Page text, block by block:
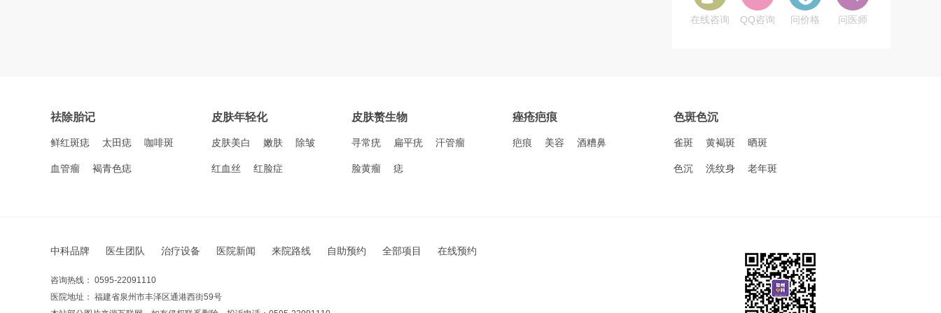
在线咨询 QQ咨询 问价格 问医师
祛除胎记
鲜红斑痣 太田痣 咖啡斑
血管瘤 褐青色痣
皮肤年轻化
皮肤美白 嫩肤 除皱
红血丝 红脸症
皮肤赘生物
寻常疣 扁平疣 汗管瘤
脸黄瘤 痣
痤疮疤痕
疤痕 美容 酒糟鼻
色斑色沉
雀斑 黄褐斑 晒斑
色沉 洗纹身 老年斑
中科品牌 医生团队 治疗设备 医院新闻 来院路线 自助预约 全部项目 在线预约
咨询热线： 0595-22091110
医院地址： 福建省泉州市丰泽区通港西街59号